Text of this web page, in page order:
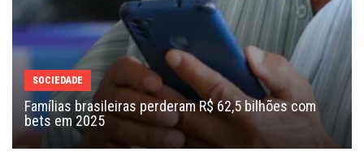
SOCIEDADE
Famílias brasileiras perderam R$ 62,5 bilhões com
bets em 2025